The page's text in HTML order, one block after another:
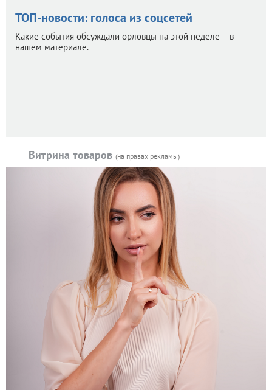
ТОП-новости: голоса из соцсетей
Какие события обсуждали орловцы на этой неделе – в
нашем материале.
Витрина товаров (на правах рекламы)